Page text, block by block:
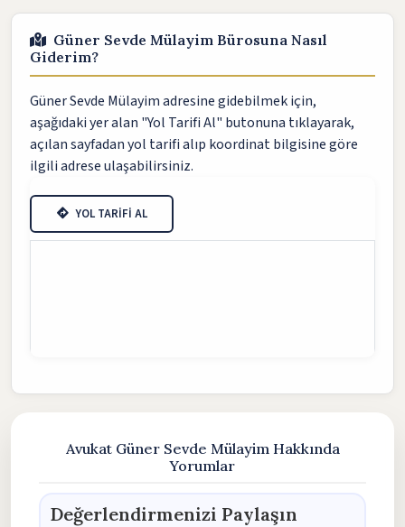
Güner Sevde Mülayim Bürosuna Nasıl
Giderim?
Güner Sevde Mülayim adresine gidebilmek için,
aşağıdaki yer alan "Yol Tarifi Al" butonuna tıklayarak,
açılan sayfadan yol tarifi alıp koordinat bilgisine göre
ilgili adrese ulaşabilirsiniz.
YOL TARİFİ AL
Avukat Güner Sevde Mülayim Hakkında
Yorumlar
Değerlendirmenizi Paylaşın